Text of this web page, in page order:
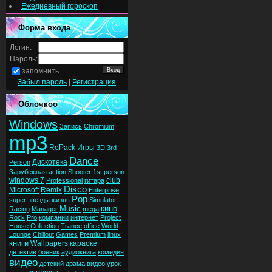
Ежедневный гороскоп
Форма входа
Логин:
Пароль:
запомнить
Забыл пароль
Регистрация
Облочкоо
Windows Запись Chromium
mp3 RePack Игры 3D 3rd
Person Дискотека Dance
Зарубежная action Shooter 1st person
windows 7 Professional гитара club
Microsoft Remix Disco Enterprise
super звезды жизнь Pop Simulator
Racing Manager Music mega кино
Rock Pro компании интернет Project
House Collection Trance office World
Lounge Chillout Games Premium linux
книги Wallpapers караоке
детектив боевик аудиокнига комедия
видео детский драма видео урок